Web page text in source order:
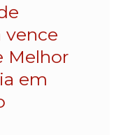
vence
Melhor
em